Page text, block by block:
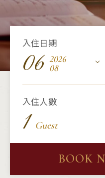
入住日期
06 2026
08
入住人數
1 Guest
BOOK